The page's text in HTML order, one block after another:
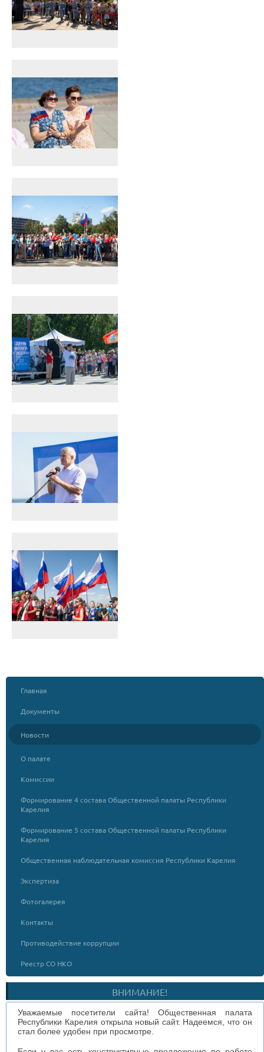
Главная
Документы
Новости
О палате
Комиссии
Формирование 4 состава Общественной палаты Республики
Карелия
Формирование 5 состава Общественной палаты Республики
Карелия
Общественная наблюдательная комиссия Республики Карелия
Экспертиза
Фотогалерея
Контакты
Противодействие коррупции
Реестр СО НКО
ВНИМАНИЕ!
Уважаемые посетители сайта! Общественная палата
Республики Карелия открыла новый сайт. Надеемся, что он
стал более удобен при просмотре.